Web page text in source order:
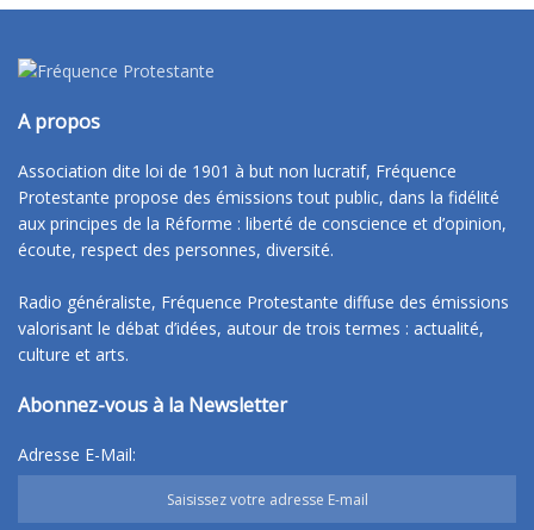
A propos
Association dite loi de 1901 à but non lucratif, Fréquence
Protestante propose des émissions tout public, dans la fidélité
aux principes de la Réforme : liberté de conscience et d’opinion,
écoute, respect des personnes, diversité.
Radio généraliste, Fréquence Protestante diffuse des émissions
valorisant le débat d’idées, autour de trois termes : actualité,
culture et arts.
Abonnez-vous à la Newsletter
Adresse E-Mail: